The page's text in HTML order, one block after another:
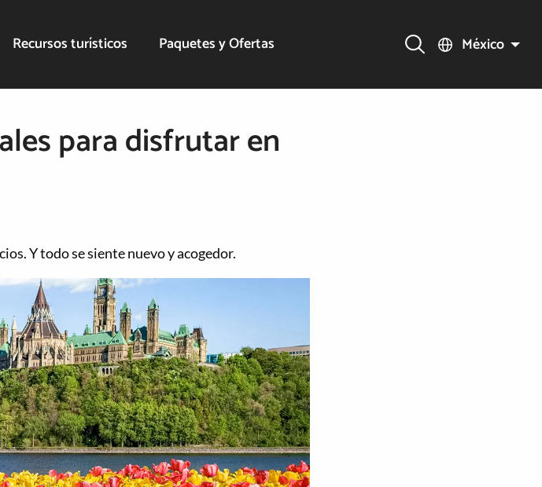
Recursos turísticos Paquetes y Ofertas México
para disfrutar en
Y todo se siente nuevo y acogedor.